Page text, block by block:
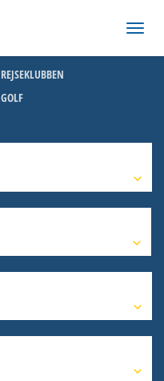
REJSEKLUBBEN
GOLF